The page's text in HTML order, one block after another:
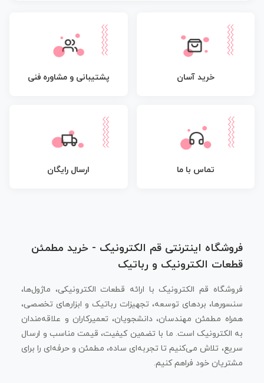
خرید آسان پشتیبانی و مشاوره فنی
تماس با ما ارسال رایگان
فروشگاه اینترنتی قم الکترونیک - خرید مطمئن
قطعات الکترونیک و رباتیک
فروشگاه قم الکترونیک با ارائه قطعات الکترونیکی، ماژول‌ها،
سنسورها، بردهای توسعه، تجهیزات رباتیک و ابزارهای تخصصی،
همراه مطمئن مهندسان، دانشجویان، تعمیرکاران و علاقه‌مندان
به الکترونیک است. ما با تضمین کیفیت، قیمت مناسب و ارسال
سریع، تلاش می‌کنیم تا تجربه‌ای ساده، مطمئن و حرفه‌ای را برای
مشتریان خود فراهم کنیم.